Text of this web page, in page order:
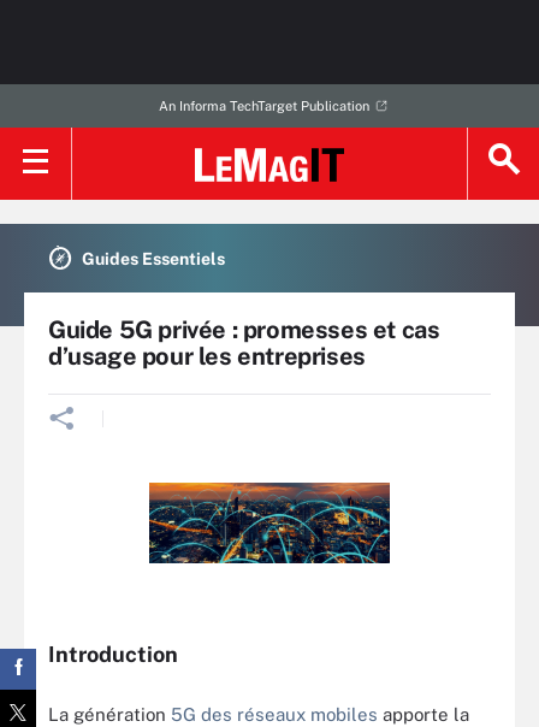
An Informa TechTarget Publication
Guides Essentiels
Guide 5G privée : promesses et cas
d’usage pour les entreprises
Introduction
La génération 5G des réseaux mobiles apporte la